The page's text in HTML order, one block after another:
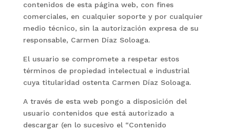
contenidos de esta página web, con fines
comerciales, en cualquier soporte y por cualquier
medio técnico, sin la autorización expresa de su
responsable, Carmen Díaz Soloaga.
El usuario se compromete a respetar estos
términos de propiedad intelectual e industrial
cuya titularidad ostenta Carmen Díaz Soloaga.
A través de esta web pongo a disposición del
usuario contenidos que está autorizado a
descargar (en lo sucesivo el “Contenido